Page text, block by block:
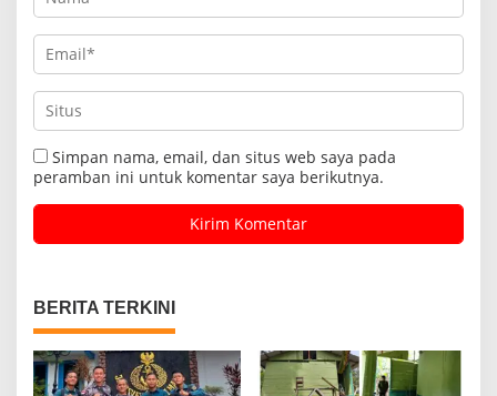
Simpan nama, email, dan situs web saya pada
peramban ini untuk komentar saya berikutnya.
BERITA TERKINI